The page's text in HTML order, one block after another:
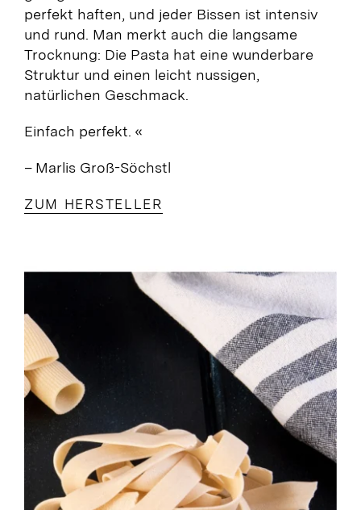
perfekt haften, und jeder Bissen ist intensiv
und rund. Man merkt auch die langsame
Trocknung: Die Pasta hat eine wunderbare
Struktur und einen leicht nussigen,
natürlichen Geschmack.
Einfach perfekt. «
– Marlis Groß-Söchstl
ZUM HERSTELLER